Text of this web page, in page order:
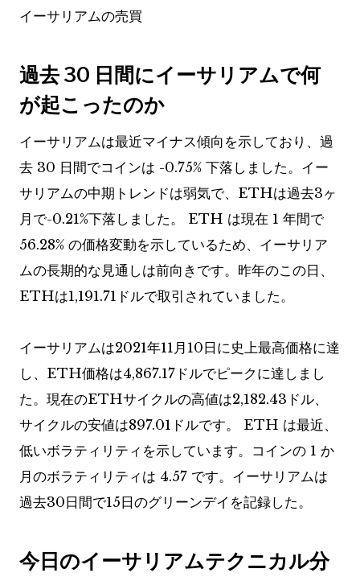
イーサリアムの売買
過去 30 日間にイーサリアムで何
が起こったのか
イーサリアムは最近マイナス傾向を示しており、過
去 30 日間でコインは -0.75% 下落しました。イー
サリアムの中期トレンドは弱気で、ETHは過去3ヶ
月で-0.21%下落しました。 ETH は現在 1 年間で
56.28% の価格変動を示しているため、イーサリア
ムの長期的な見通しは前向きです。昨年のこの日、
ETHは1,191.71ドルで取引されていました。
イーサリアムは2021年11月10日に史上最高価格に達
し、ETH価格は4,867.17ドルでピークに達しまし
た。現在のETHサイクルの高値は2,182.43ドル、
サイクルの安値は897.01ドルです。 ETH は最近、
低いボラティリティを示しています。コインの 1 か
月のボラティリティは 4.57 です。イーサリアムは
過去30日間で15日のグリーンデイを記録した。
今日のイーサリアムテクニカル分